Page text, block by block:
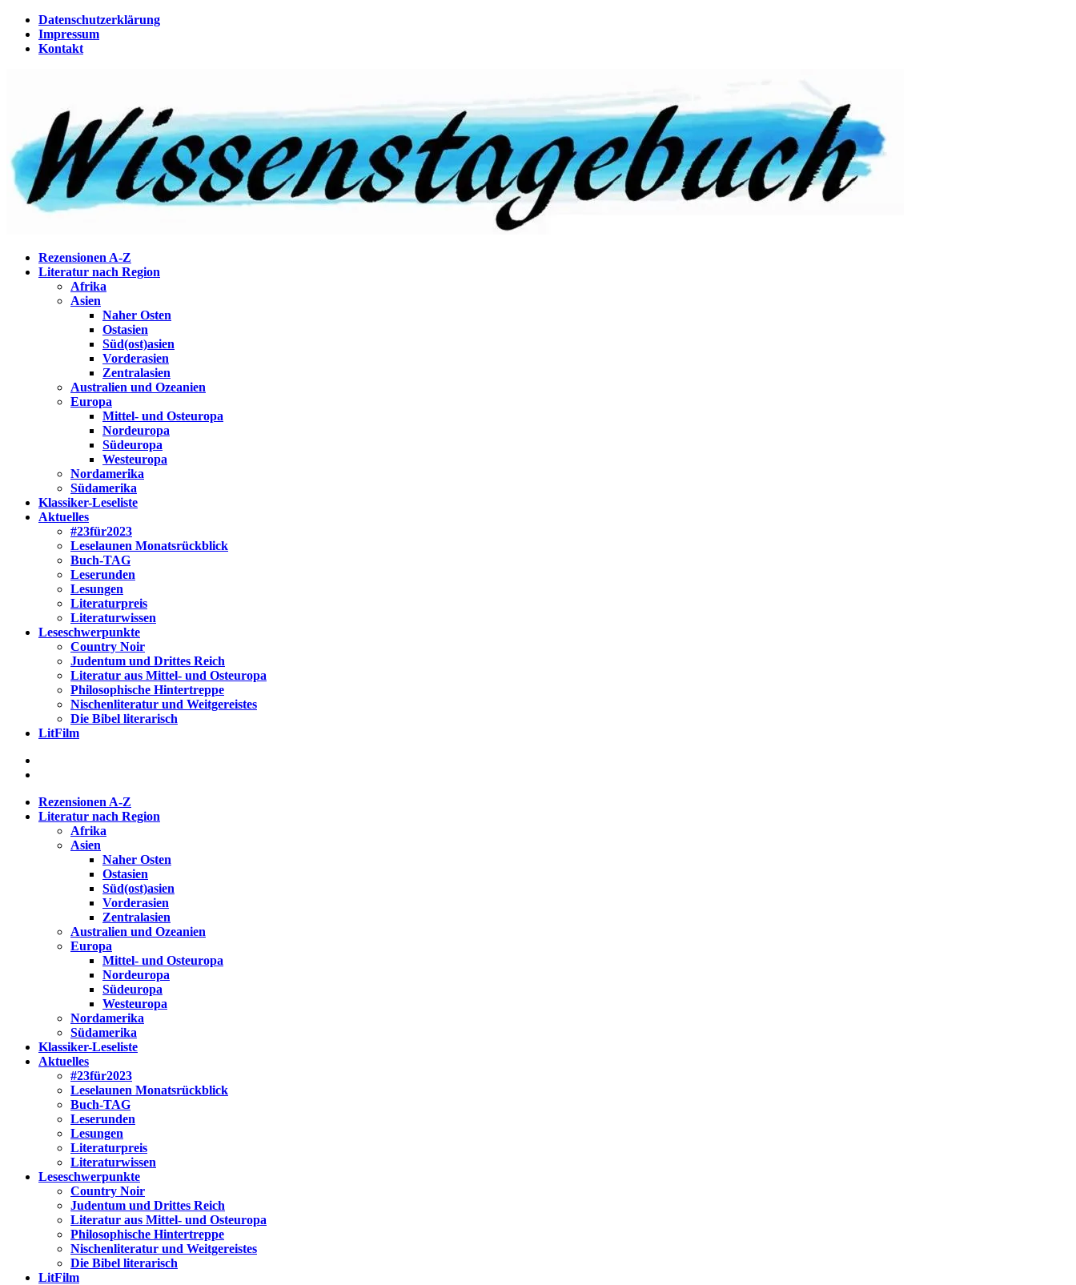
Zum
Inhalt
springen
Datenschutzerklärung
Impressum
Kontakt
Wissenstagebuch
Eine Gabel für die Suppe der Weisheit
Rezensionen A-Z
Literatur nach Region
Afrika
Asien
Naher Osten
Ostasien
Süd(ost)asien
Vorderasien
Zentralasien
Australien und Ozeanien
Europa
Mittel- und Osteuropa
Nordeuropa
Südeuropa
Westeuropa
Nordamerika
Südamerika
Klassiker-Leseliste
Aktuelles
#23für2023
Leselaunen Monatsrückblick
Buch-TAG
Leserunden
Lesungen
Literaturpreis
Literaturwissen
Leseschwerpunkte
Country Noir
Judentum und Drittes Reich
Literatur aus Mittel- und Osteuropa
Philosophische Hintertreppe
Nischenliteratur und Weitgereistes
Die Bibel literarisch
LitFilm
Rezensionen A-Z
Literatur nach Region
Afrika
Asien
Naher Osten
Ostasien
Süd(ost)asien
Vorderasien
Zentralasien
Australien und Ozeanien
Europa
Mittel- und Osteuropa
Nordeuropa
Südeuropa
Westeuropa
Nordamerika
Südamerika
Klassiker-Leseliste
Aktuelles
#23für2023
Leselaunen Monatsrückblick
Buch-TAG
Leserunden
Lesungen
Literaturpreis
Literaturwissen
Leseschwerpunkte
Country Noir
Judentum und Drittes Reich
Literatur aus Mittel- und Osteuropa
Philosophische Hintertreppe
Nischenliteratur und Weitgereistes
Die Bibel literarisch
LitFilm